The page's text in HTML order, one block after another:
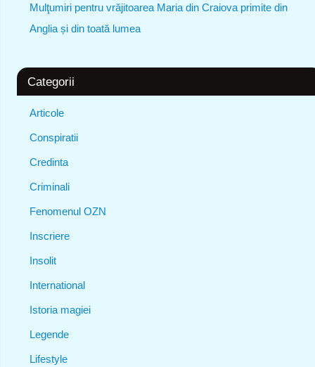
Mulţumiri pentru vrăjitoarea Maria din Craiova primite din
Anglia și din toată lumea
Categorii
Articole
Conspiratii
Credinta
Criminali
Fenomenul OZN
Inscriere
Insolit
International
Istoria magiei
Legende
Lifestyle